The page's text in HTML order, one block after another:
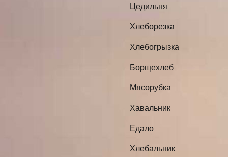
Цедильня
Хлеборезка
Хлебогрызка
Борщехлеб
Мясорубка
Хавальник
Едало
Хлебальник